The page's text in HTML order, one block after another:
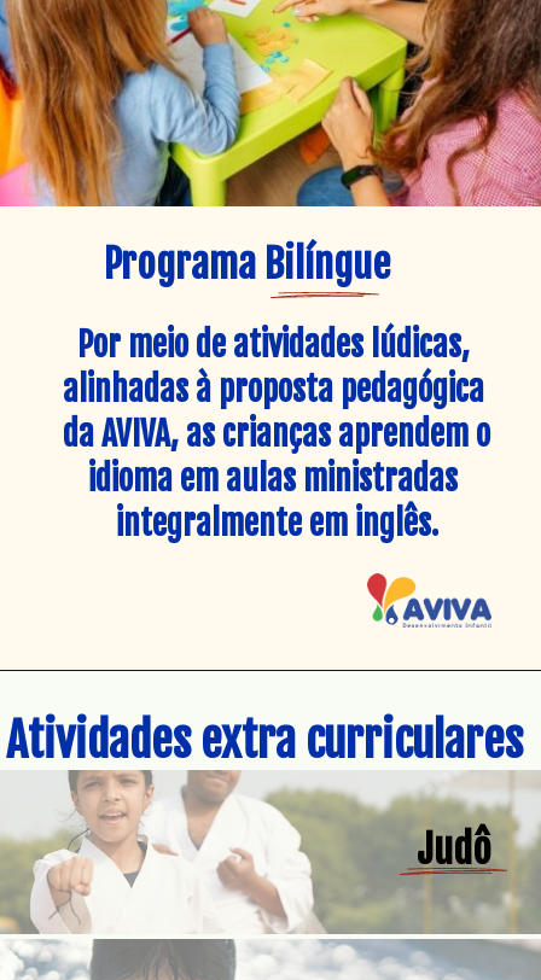
Por meio de atividades lúdicas,
alinhadas à proposta pedagógica
da AVIVA, as crianças aprendem o
idioma em aulas ministradas
integralmente em inglês.
Programa Bilíngue
Atividades extra curriculares
Judô